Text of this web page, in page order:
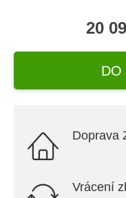
20
DO
Doprava
Vrácení